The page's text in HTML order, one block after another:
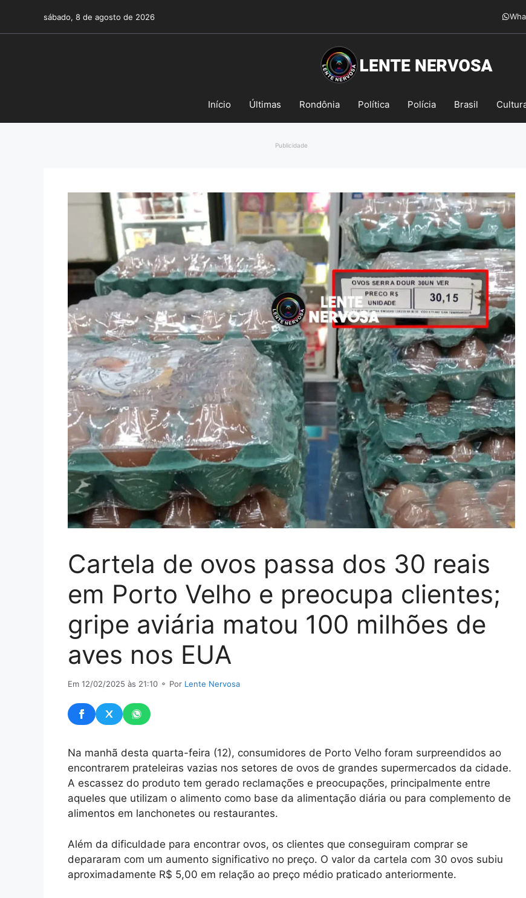
o
sábado, 8 de agosto de 2026
Início Últimas Rondônia Política Polícia Brasil
Publicidade
Cartela de ovos passa dos 30 reais
em Porto Velho e preocupa clientes;
gripe aviária matou 100 milhões de
aves nos EUA
Em 12/02/2025 às 21:10 ⚬ Por Lente Nervosa
Na manhã desta quarta-feira (12), consumidores de Porto Velho foram surpreendidos ao
encontrarem prateleiras vazias nos setores de ovos de grandes supermercados da cidade.
A escassez do produto tem gerado reclamações e preocupações, principalmente entre
aqueles que utilizam o alimento como base da alimentação diária ou para complemento de
alimentos em lanchonetes ou restaurantes.
Além da dificuldade para encontrar ovos, os clientes que conseguiram comprar se
depararam com um aumento significativo no preço. O valor da cartela com 30 ovos subiu
aproximadamente R$ 5,00 em relação ao preço médio praticado anteriormente.